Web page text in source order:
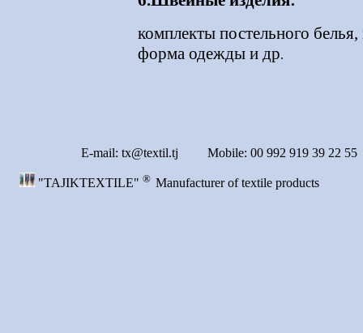
комплекты постельного
форма одежды и др.
E-mail: tx@textil.tj Mobile: 00 992 919 39 22 55
"TAJIKTEXTILE" ® Manufacturer of textile products